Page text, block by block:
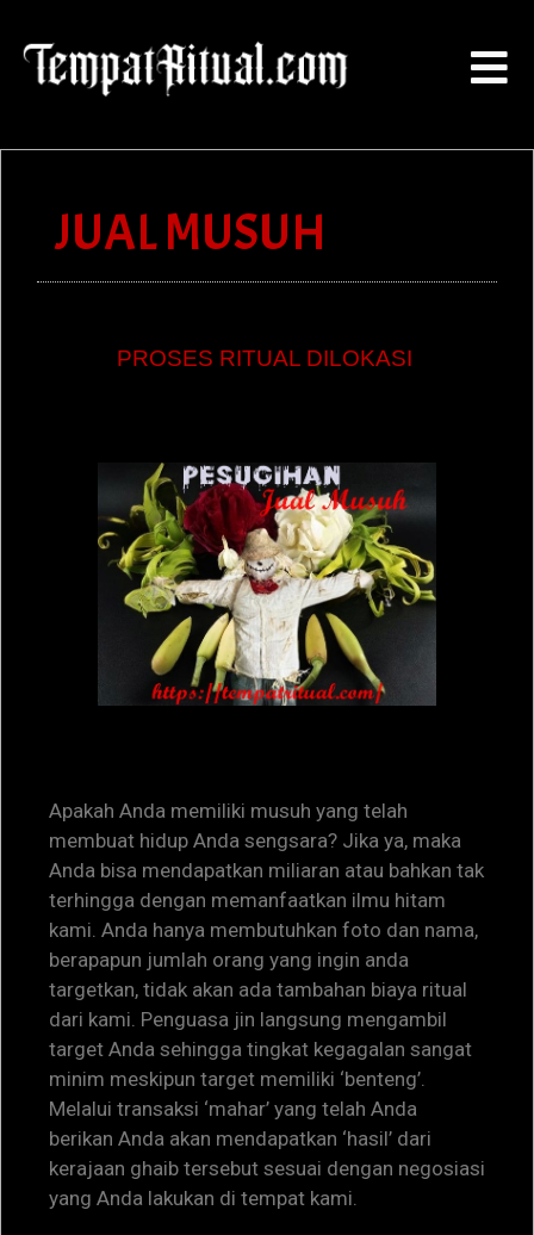
JUAL MUSUH
PROSES RITUAL DILOKASI
Apakah Anda memiliki musuh yang telah
membuat hidup Anda sengsara? Jika ya, maka
Anda bisa mendapatkan miliaran atau bahkan tak
terhingga dengan memanfaatkan ilmu hitam
kami. Anda hanya membutuhkan foto dan nama,
berapapun jumlah orang yang ingin anda
targetkan, tidak akan ada tambahan biaya ritual
dari kami. Penguasa jin langsung mengambil
target Anda sehingga tingkat kegagalan sangat
minim meskipun target memiliki ‘benteng’.
Melalui transaksi ‘mahar’ yang telah Anda
berikan Anda akan mendapatkan ‘hasil’ dari
kerajaan ghaib tersebut sesuai dengan negosiasi
yang Anda lakukan di tempat kami.